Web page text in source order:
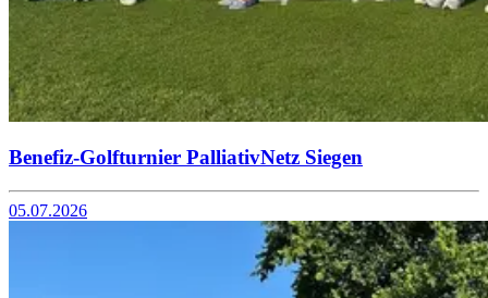
Benefiz-Golfturnier PalliativNetz Siegen
05.07.2026